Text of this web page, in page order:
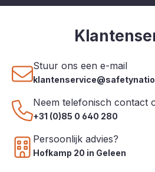
Stuur ons een e-mail
Neem telefonisch contact
+31 (0)85 0 640 280
Persoonlijk advies?
Hofkamp 20 in Geleen